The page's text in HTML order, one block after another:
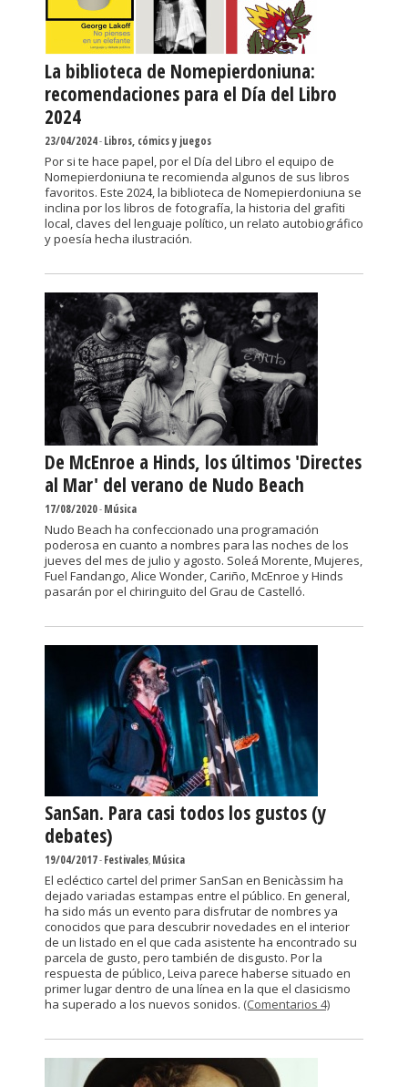
La biblioteca de Nomepierdoniuna:
recomendaciones para el Día del Libro
2024
23/04/2024-Libros, cómics y juegos
Por si te hace papel, por el Día del Libro el equipo de
Nomepierdoniuna te recomienda algunos de sus libros
favoritos. Este 2024, la biblioteca de Nomepierdoniuna se
inclina por los libros de fotografía, la historia del grafiti
local, claves del lenguaje político, un relato autobiográfico
y poesía hecha ilustración.
De McEnroe a Hinds, los últimos 'Directes
al Mar' del verano de Nudo Beach
17/08/2020-Música
Nudo Beach ha confeccionado una programación
poderosa en cuanto a nombres para las noches de los
jueves del mes de julio y agosto. Soleá Morente, Mujeres,
Fuel Fandango, Alice Wonder, Cariño, McEnroe y Hinds
pasarán por el chiringuito del Grau de Castelló.
SanSan. Para casi todos los gustos (y
debates)
19/04/2017-Festivales,Música
El ecléctico cartel del primer SanSan en Benicàssim ha
dejado variadas estampas entre el público. En general,
ha sido más un evento para disfrutar de nombres ya
conocidos que para descubrir novedades en el interior
de un listado en el que cada asistente ha encontrado su
parcela de gusto, pero también de disgusto. Por la
respuesta de público, Leiva parece haberse situado en
primer lugar dentro de una línea en la que el clasicismo
ha superado a los nuevos sonidos. (Comentarios 4)